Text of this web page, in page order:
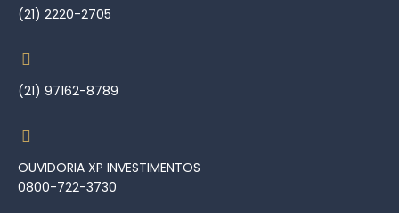
(21) 2220-2705
(21) 97162-8789
OUVIDORIA XP INVESTIMENTOS
0800-722-3730